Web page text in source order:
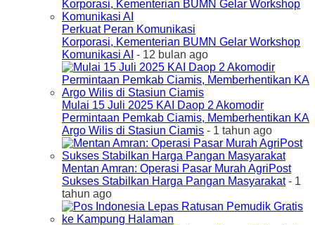
Perkuat Peran Komunikasi
Korporasi, Kementerian BUMN Gelar Workshop
Komunikasi AI - 12 bulan ago
Mulai 15 Juli 2025 KAI Daop 2 Akomodir
Permintaan Pemkab Ciamis, Memberhentikan KA
Argo Wilis di Stasiun Ciamis - 1 tahun ago
Mentan Amran: Operasi Pasar Murah AgriPost
Sukses Stabilkan Harga Pangan Masyarakat- 1
tahun ago